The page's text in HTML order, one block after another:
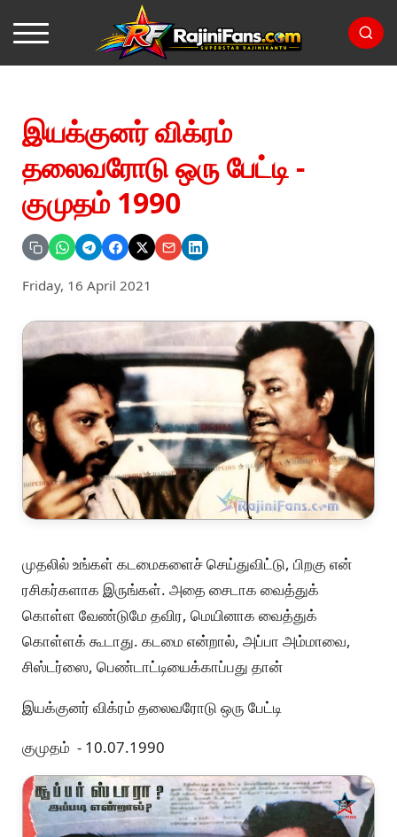
இயக்குனர் விக்ரம்
தலைவரோடு ஒரு பேட்டி -
குமுதம் 1990
Friday, 16 April 2021
முதலில் உங்கள் கடமைகளைச் செய்துவிட்டு, பிறகு என்
ரசிகர்களாக இருங்கள். அதை சைடாக வைத்துக்
கொள்ள வேண்டுமே தவிர, மெயினாக வைத்துக்
கொள்ளக் கூடாது. கடமை என்றால், அப்பா அம்மாவை,
சிஸ்டர்ஸை, பெண்டாட்டியைக்காப்பது தான்
இயக்குனர் விக்ரம் தலைவரோடு ஒரு பேட்டி
குமுதம் - 10.07.1990